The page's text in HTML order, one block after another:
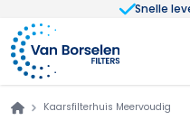
Snelle
Ga naar de inhoud
Kaarsfilterhuis Meervoudig